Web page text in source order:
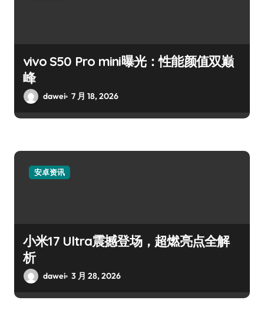
vivo S50 Pro mini曝光：性能颜值双巅
峰
dawei 7 月 18, 2026
安卓资讯
小米17 Ultra震撼登场，超燃亮点全解
析
dawei 3 月 28, 2026